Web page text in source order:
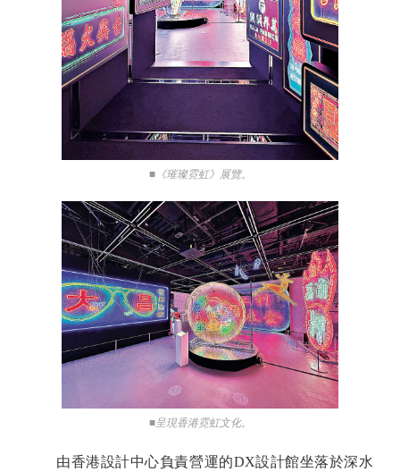
■《璀璨霓虹》展覽。
■呈現香港霓虹文化。
由香港設計中心負責營運的DX設計館坐落於深水